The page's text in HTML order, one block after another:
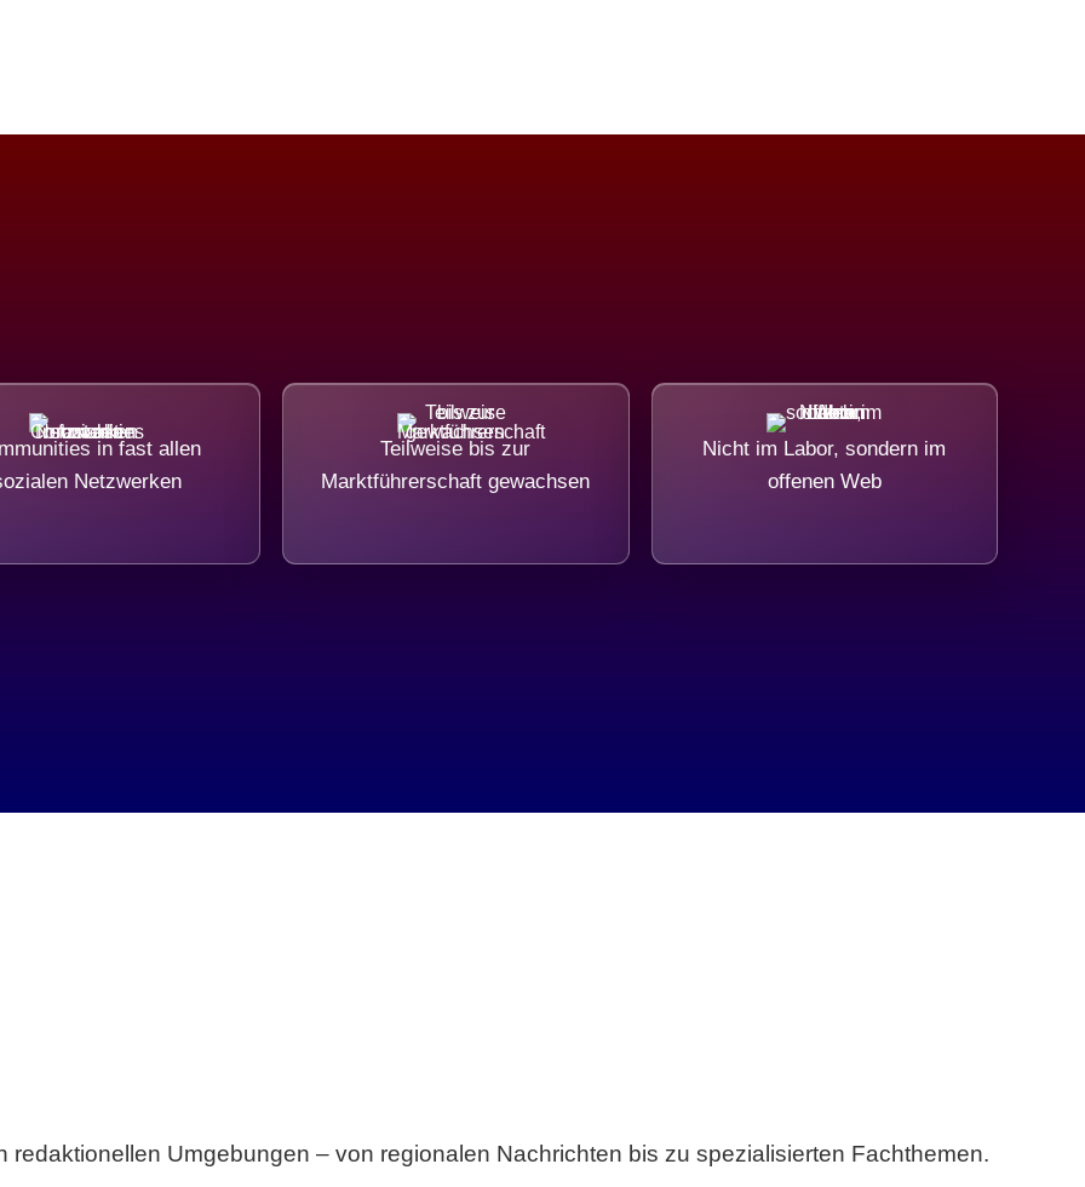
in fast allen
Netzwerken
Teilweise bis zur
Marktführerschaft gewachsen
Nicht im Labor, sondern im
offenen Web
redaktionellen Umgebungen – von regionalen Nachrichten bis zu spezialisierten Fachthemen.